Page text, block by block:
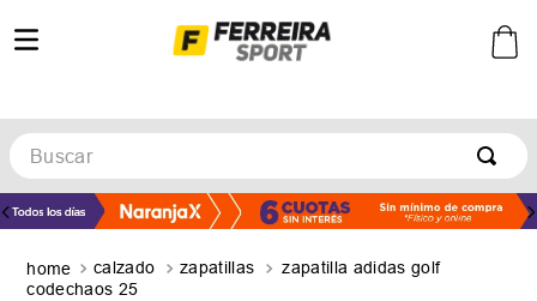
Buscar
TÉRMINOS MÁS BUSCADOS
2.
basquet
calzado zapatillas
zapatilla adidas golf
codechaos 25